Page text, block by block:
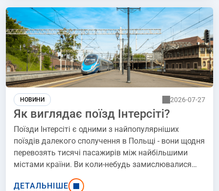
120 модернізованих вагонів. Ці величезні інвестиції
означають, що польська залізниця переживає
справжню революцію, яка забезпечить більший
комфорт для пасажирів.
НОВИНИ 2026-07-27
Як виглядає поїзд Інтерсіті?
Поїзди Інтерсіті є одними з найпопулярніших
поїздів далекого сполучення в Польщі - вони щодня
перевозять тисячі пасажирів між найбільшими
містами країни. Ви коли-небудь замислювалися
над тим, як виглядає поїзд Інтерсіті та чим він
відрізняється від інших поїздів, що курсують
ДЕТАЛЬНІШЕ